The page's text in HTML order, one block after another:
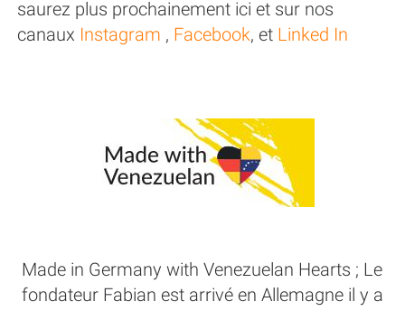
saurez plus prochainement ici et sur nos
canaux Instagram , Facebook, et Linked In
Made in Germany with Venezuelan Hearts ; Le
fondateur Fabian est arrivé en Allemagne il y a